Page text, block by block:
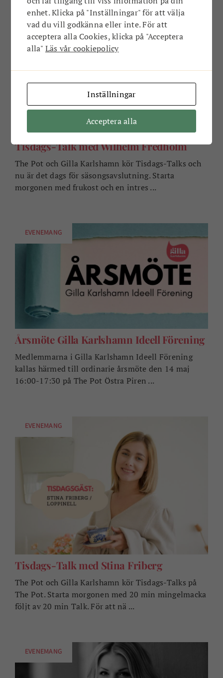
EVENEMANG
Tisdags-Talk med Wilhelm Fredholm
The Pot och Gilla Karlshamn kör Tisdags-Talks och
nu är det dags för säsongsavslutning. Starta
morgonen med frukost och en intres ...
EVENEMANG
Årsmöte Gilla Karlshamn Ideell Förening
Medlemmarna i Gilla Karlshamn Ideell Förening
kallas härmed till ordinarie årsmöte den 14 maj
16:00-17:30 på The Pot Östra Piren ...
EVENEMANG
Tisdags-Talk med Stina Friberg
The Pot och Gilla Karlshamn kör Tisdags-Talks på
The Pot. Starta morgonen med 20 min mingelmacka
följt av 20 min Talk. För att nä ...
EVENEMANG
enhet. Klicka på "Inställningar" för att välja
vad du vill godkänna eller inte. För att
acceptera alla Cookies, klicka på "Acceptera
alla" Läs vår cookiepolicy
Inställningar
Acceptera alla